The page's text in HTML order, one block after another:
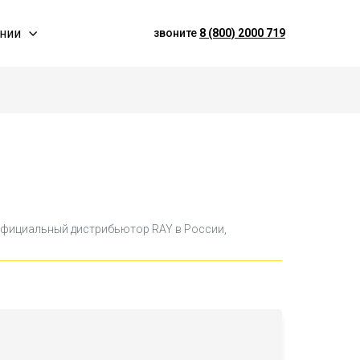
звоните 8 (800) 2000 719
дистрибьютор RAY в России,